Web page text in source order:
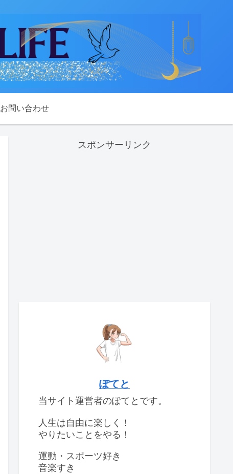
お問い合わせ
スポンサーリンク
ぽてと
当サイト運営者のぽてとです。
人生は自由に楽しく！
やりたいことをやる！
運動・スポーツ好き
音楽すき